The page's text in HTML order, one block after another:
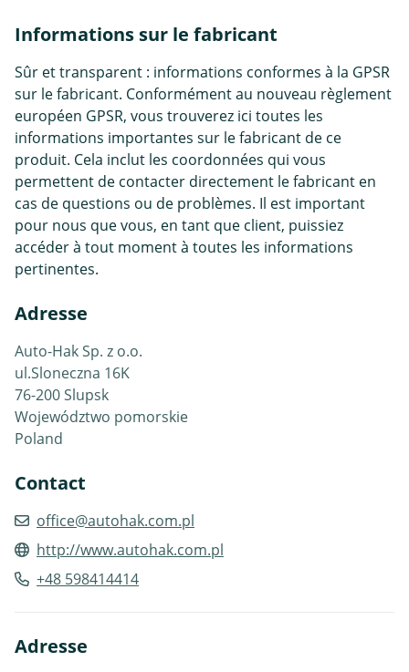
Informations sur le fabricant
Sûr et transparent : informations conformes à la GPSR
sur le fabricant. Conformément au nouveau règlement
européen GPSR, vous trouverez ici toutes les
informations importantes sur le fabricant de ce
produit. Cela inclut les coordonnées qui vous
permettent de contacter directement le fabricant en
cas de questions ou de problèmes. Il est important
pour nous que vous, en tant que client, puissiez
accéder à tout moment à toutes les informations
pertinentes.
Adresse
Auto-Hak Sp. z o.o.
ul.Sloneczna 16K
76-200 Slupsk
Województwo pomorskie
Poland
Contact
office@autohak.com.pl
http://www.autohak.com.pl
+48 598414414
Adresse